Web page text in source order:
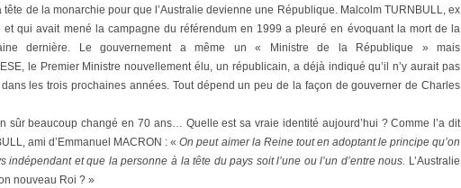
tête de la monarchie pour que l’Australie devienne une République. Malcolm TURNBULL, ex
et qui avait mené la campagne du référendum en 1999 a pleuré en évoquant la mort de la
dernière. Le gouvernement a même un « Ministre de la République » mais
le Premier Ministre nouvellement élu, un républicain, a déjà indiqué qu’il n’y aurait pas
les trois prochaines années. Tout dépend un peu de la façon de gouverner de Charles
sûr beaucoup changé en 70 ans… Quelle est sa vraie identité aujourd’hui ? Comme l’a dit
ami d’Emmanuel MACRON : «On peut aimer la Reine tout en adoptant le principe qu’on
indépendant et que la personne à la tête du pays soit l’une ou l’un d’entre nous. L’Australie
nouveau Roi ? »